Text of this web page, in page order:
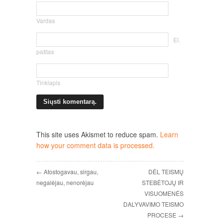
Vardas
El.
paštas
Tinklapis
This site uses Akismet to reduce spam. Learn
how your comment data is processed.
← Atostogavau, sirgau,
negalėjau, nenorėjau
DĖL TEISMŲ
STEBĖTOJŲ IR
VISUOMENĖS
DALYVAVIMO TEISMO
PROCESE →